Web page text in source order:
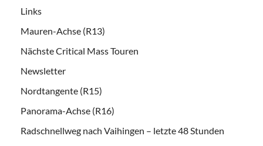
Links
Mauren-Achse (R13)
Nächste Critical Mass Touren
Newsletter
Nordtangente (R15)
Panorama-Achse (R16)
Radschnellweg nach Vaihingen – letzte 48 Stunden